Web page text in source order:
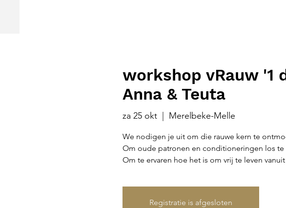
workshop vRauw '1
Anna & Teuta
za 25 okt
  |
Merelbeke-Melle
We nodigen je uit om die rauwe kern te
Om oude patronen en conditioneringen los te
Om te ervaren hoe het is om vrij te leven
Registratie is afgesloten